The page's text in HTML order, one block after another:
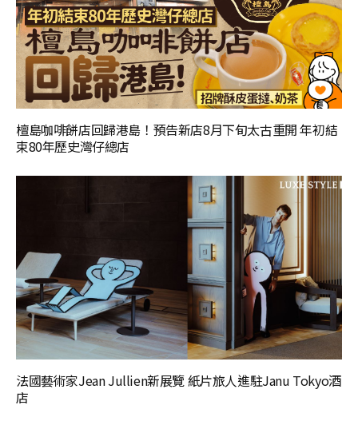
檀島咖啡餅店回歸港島！預告新店8月下旬太古重開 年初結
束80年歷史灣仔總店
法國藝術家Jean Jullien新展覽 紙片旅人進駐Janu Tokyo酒
店